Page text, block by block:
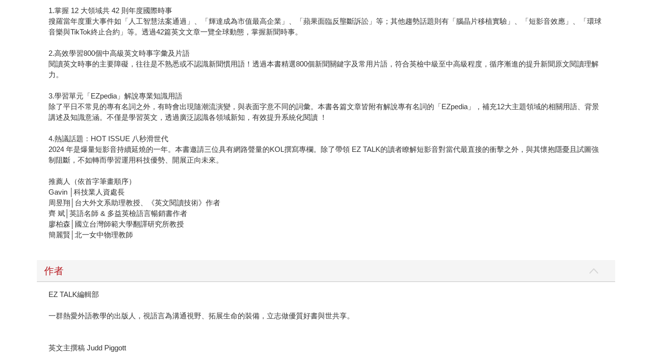
1.掌握 12 大領域共 42 則年度國際時事
搜羅當年度重大事件如「人工智慧法案通過」、「輝達成為市值最高企業」、「蘋果面臨反壟斷訴訟」等；其他趨勢話題則有「腦晶片移植實驗」、「短影音效應」、「環球
音樂與TikTok終止合約」等。透過42篇英文文章一覽全球動態，掌握新聞時事。
2.高效學習800個中高級英文時事字彙及片語
閱讀英文時事的主要障礙，往往是不熟悉或不認識新聞慣用語！透過本書精選800個新聞關鍵字及常用片語，符合英檢中級至中高級程度，循序漸進的提升新聞原文閱讀理解
力。
3.學習單元「EZpedia」解說專業知識用語
除了平日不常見的專有名詞之外，有時會出現隨潮流演變，與表面字意不同的詞彙。本書各篇文章皆附有解說專有名詞的「EZpedia」，補充12大主題領域的相關用語、背景
講述及知識意涵。不僅是學習英文，透過廣泛認識各領域新知，有效提升系統化閱讀 ！
4.熱議話題：HOT ISSUE 八秒滑世代
2024 年是爆量短影音持續延燒的一年。本書邀請三位具有網路聲量的KOL撰寫專欄。除了帶領 EZ TALK的讀者瞭解短影音對當代最直接的衝擊之外，與其懷抱隱憂且試圖強
制阻斷，不如轉而學習運用科技優勢、開展正向未來。
推薦人（依首字筆畫順序）
Gavin │科技業人資處長
周昱翔│台大外文系助理教授、《英文閱讀技術》作者
齊 斌│英語名師 & 多益英檢語言暢銷書作者
廖柏森│國立台灣師範大學翻譯研究所教授
簡麗賢│北一女中物理教師
作者
EZ TALK編輯部
一群熱愛外語教學的出版人，視語言為溝通視野、拓展生命的裝備，立志做優質好書與世共享。
英文主撰稿 Judd Piggott